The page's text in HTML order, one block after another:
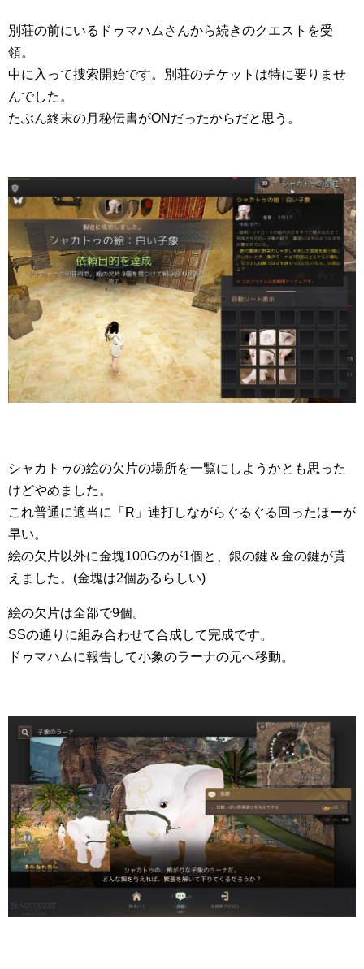
別荘の前にいるドゥマハムさんから続きのクエストを受
領。
中に入って捜索開始です。別荘のチケットは特に要りませ
んでした。
たぶん終末の月秘伝書がONだったからだと思う。
シャカトゥの絵の欠片の場所を一覧にしようかとも思った
けどやめました。
これ普通に適当に「R」連打しながらぐるぐる回ったほーが
早い。
絵の欠片以外に金塊100Gのが1個と、銀の鍵＆金の鍵が貰
えました。(金塊は2個あるらしい)
絵の欠片は全部で9個。
SSの通りに組み合わせて合成して完成です。
ドゥマハムに報告して小象のラーナの元へ移動。